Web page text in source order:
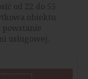
od 22 do 55
obiektu
powstanie
usługowej.